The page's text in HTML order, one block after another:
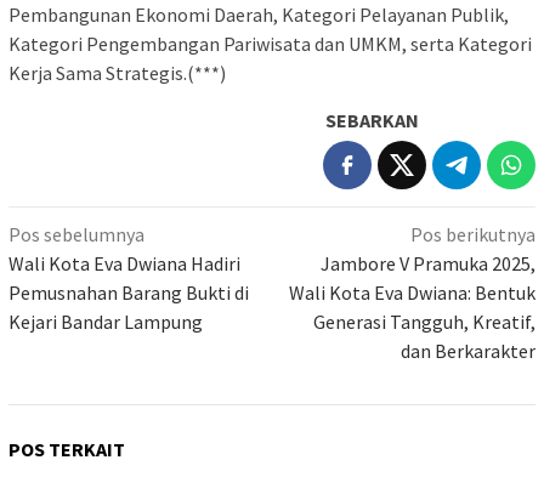
Pembangunan Ekonomi Daerah, Kategori Pelayanan Publik,
Kategori Pengembangan Pariwisata dan UMKM, serta Kategori
Kerja Sama Strategis.(***)
SEBARKAN
Navigasi
pos
Pos sebelumnya
Wali Kota Eva Dwiana Hadiri
Pemusnahan Barang Bukti di
Kejari Bandar Lampung
Pos berikutnya
Jambore V Pramuka 2025,
Wali Kota Eva Dwiana: Bentuk
Generasi Tangguh, Kreatif,
dan Berkarakter
POS TERKAIT